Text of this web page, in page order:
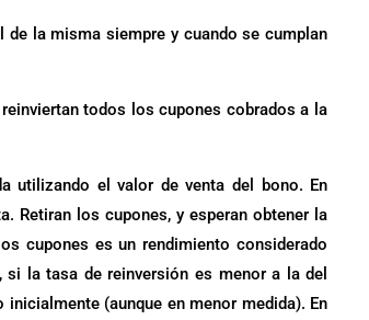
la misma siempre y cuando se cumplan
todos los cupones cobrados a la
utilizando el valor de venta del bono. En
Retiran los cupones, y esperan obtener la
cupones es un rendimiento considerado
la tasa de reinversión es menor a la del
(aunque en menor medida). En